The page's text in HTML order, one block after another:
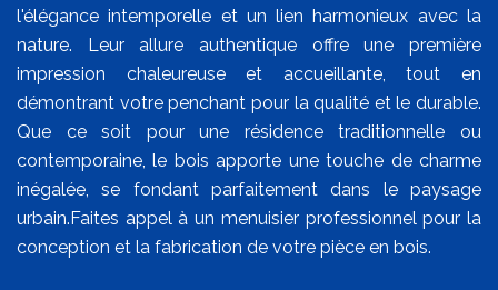
l'élégance intemporelle et un lien harmonieux avec la
nature. Leur allure authentique offre une première
impression chaleureuse et accueillante, tout en
démontrant votre penchant pour la qualité et le durable.
Que ce soit pour une résidence traditionnelle ou
contemporaine, le bois apporte une touche de charme
inégalée, se fondant parfaitement dans le paysage
urbain.Faites appel à un menuisier professionnel pour la
conception et la fabrication de votre pièce en bois.